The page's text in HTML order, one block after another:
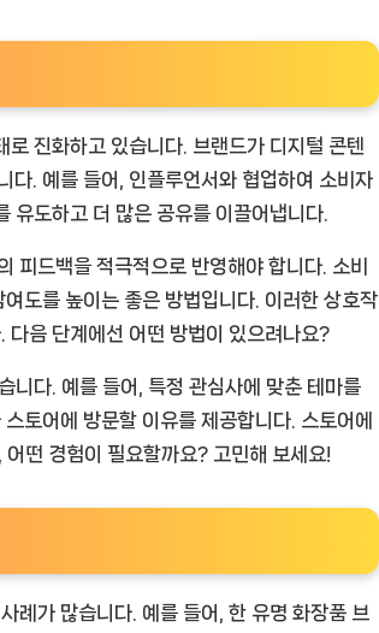
진화하고 있습니다. 브랜드가 디지털 콘텐
다. 예를 들어, 인플루언서와 협업하여 소비자
유도하고 더 많은 공유를 이끌어냅니다.
피드백을 적극적으로 반영해야 합니다. 소비
도를 높이는 좋은 방법입니다. 이러한 상호작
다음 단계에선 어떤 방법이 있으려나요?
니다. 예를 들어, 특정 관심사에 맞춘 테마를
토어에 방문할 이유를 제공합니다. 스토어에
떤 경험이 필요할까요? 고민해 보세요!
례가 많습니다. 예를 들어, 한 유명 화장품 브